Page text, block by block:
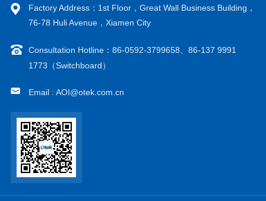
Factory Address：1st Floor，Great Wall Business Building，
76-78 Huli Avenue，Xiamen City
Consultation Hotline：86-0592-3799658、86-137 9991
1773（Switchboard）
Email : AOI@otek.com.cn